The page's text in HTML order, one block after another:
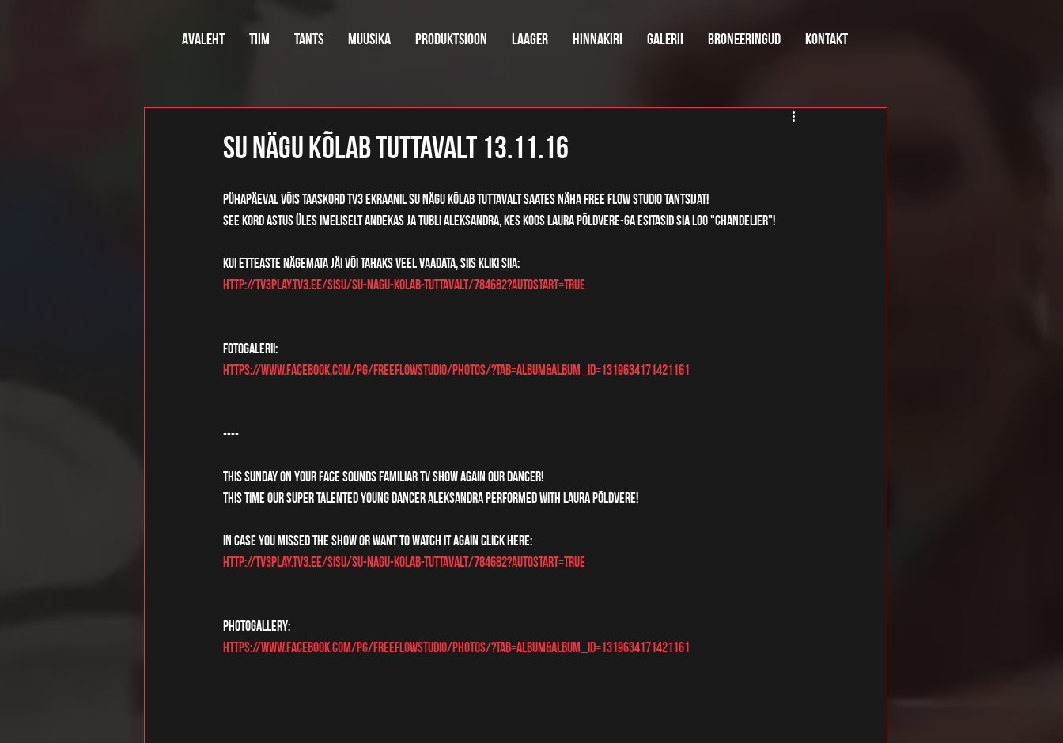
Avaleht Tiim Tants Muusika Produktsioon Laager Hinnakiri Galerii broneeringud kontakt
Su nägu kõlab tuttavalt 13.11.16
Pühapäeval võis taaskord tv3 ekraanil Su nägu kõlab tuttavalt saates näha Free Flow Studio tantsijat!
See kord astus üles imeliselt andekas ja tubli Aleksandra, kes koos Laura Põldvere-ga esitasid Sia loo "Chandelier"!
Kui etteaste nägemata jäi või tahaks veel vaadata, siis kliki siia:
http://tv3play.tv3.ee/sisu/su-nagu-kolab-tuttavalt/784682?autostart=true
Fotogalerii:
https://www.facebook.com/pg/freeflowstudio/photos/?tab=album&album_id=1319634171421161
----
This Sunday on Your Face Sounds Familiar tv show again our dancer!
This time our super talented young dancer Aleksandra performed with Laura Põldvere!
In case you missed the show or want to watch it again click here:
http://tv3play.tv3.ee/sisu/su-nagu-kolab-tuttavalt/784682?autostart=true
Photogallery:
https://www.facebook.com/pg/freeflowstudio/photos/?tab=album&album_id=1319634171421161